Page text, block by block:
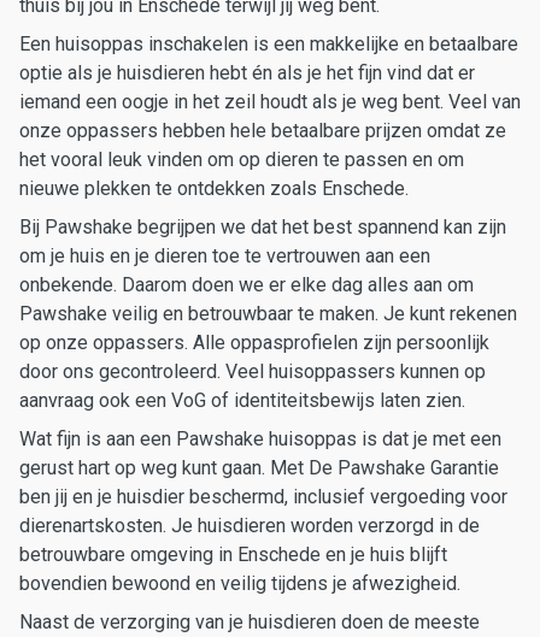
thuis bij jou in Enschede terwijl jij weg bent.
Een huisoppas inschakelen is een makkelijke en betaalbare
optie als je huisdieren hebt én als je het fijn vind dat er
iemand een oogje in het zeil houdt als je weg bent. Veel van
onze oppassers hebben hele betaalbare prijzen omdat ze
het vooral leuk vinden om op dieren te passen en om
nieuwe plekken te ontdekken zoals Enschede.
Bij Pawshake begrijpen we dat het best spannend kan zijn
om je huis en je dieren toe te vertrouwen aan een
onbekende. Daarom doen we er elke dag alles aan om
Pawshake veilig en betrouwbaar te maken. Je kunt rekenen
op onze oppassers. Alle oppasprofielen zijn persoonlijk
door ons gecontroleerd. Veel huisoppassers kunnen op
aanvraag ook een VoG of identiteitsbewijs laten zien.
Wat fijn is aan een Pawshake huisoppas is dat je met een
gerust hart op weg kunt gaan. Met De Pawshake Garantie
ben jij en je huisdier beschermd, inclusief vergoeding voor
dierenartskosten. Je huisdieren worden verzorgd in de
betrouwbare omgeving in Enschede en je huis blijft
bovendien bewoond en veilig tijdens je afwezigheid.
Naast de verzorging van je huisdieren doen de meeste